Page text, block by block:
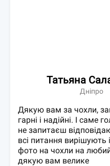
Татьяна
Дніпро
Дякую вам за чохли,
гарні і надійні. І саме
не запитаєш
всі питання вирішують
фото на чохли на
дякую вам велике